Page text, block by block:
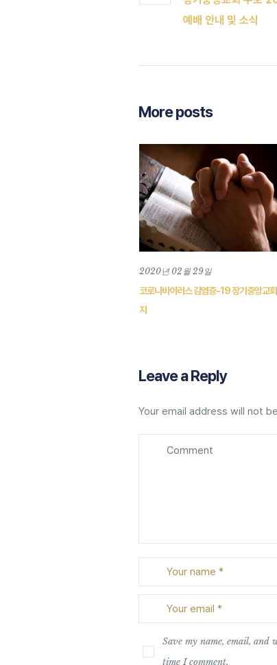
예배 안내 및 소식
More posts
2020년 02월 29일
코로나바이러스 감염증-19 장기중앙교
지
Leave a Reply
Your email address will not
Save my name, email, and
time I comment.